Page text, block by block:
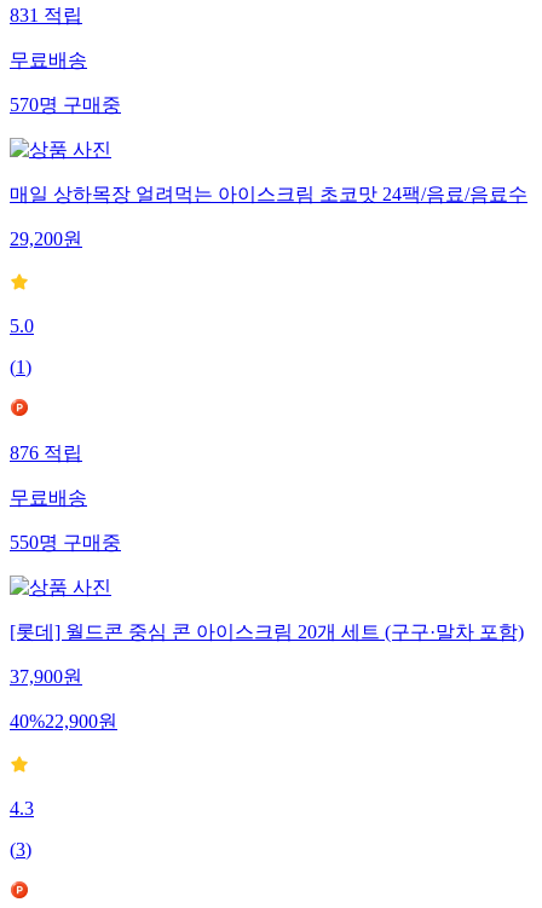
831적립
무료배송
570명구매중
매일 상하목장 얼려먹는 아이스크림 초코맛 24팩/음료/음료수
29,200원
5.0
(1)
876적립
무료배송
550명구매중
[롯데] 월드콘 중심 콘 아이스크림 20개 세트 (구구·말차 포함)
37,900원
40%22,900원
4.3
(3)